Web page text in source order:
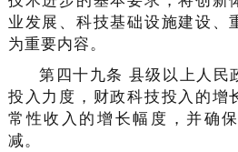
业发展、科技基础设施建设、
为重要内容。
第四十九条 县级以上人民
投入力度，财政科技投入的增
常性收入的增长幅度，并确
减。